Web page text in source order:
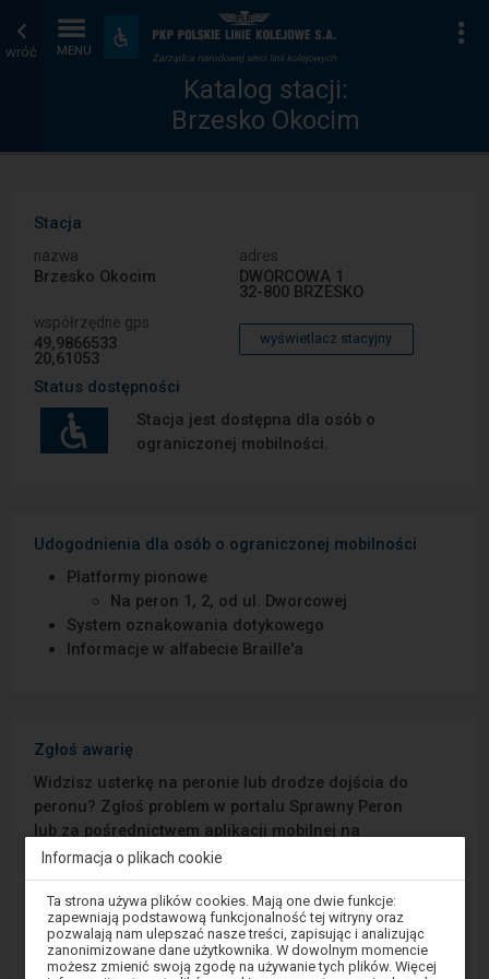
wróć MENU
Dostępność
i
udogodnienia
Katalog
stacji
Strona
główna
Katalog stacji:
Brzesko Okocim
Stacja
nazwa
Brzesko Okocim
adres
DWORCOWA 1
32-800 BRZESKO
współrzędne gps
49,9866533
20,61053
wyświetlacz stacyjny
Status dostępności
Stacja jest dostępna dla osób o
ograniczonej mobilności.
Udogodnienia dla osób o ograniczonej mobilności
Platformy pionowe
Na peron 1, 2, od ul. Dworcowej
System oznakowania dotykowego
Informacje w alfabecie Braille′a
Zgłoś awarię
Widzisz usterkę na peronie lub drodze dojścia do
peronu? Zgłoś problem w portalu Sprawny Peron
lub za pośrednictwem aplikacji mobilnej na
Android/iOS.
Sprawny Peron
Google Play
Informacja o plikach cookie
Uwaga,
znajdujesz
się
oknie
modalnym.
Ta strona używa plików cookies. Mają one dwie funkcje:
zapewniają podstawową funkcjonalność tej witryny oraz
pozwalają nam ulepszać nasze treści, zapisując i analizując
zanonimizowane dane użytkownika. W dowolnym momencie
możesz zmienić swoją zgodę na używanie tych plików. Więcej